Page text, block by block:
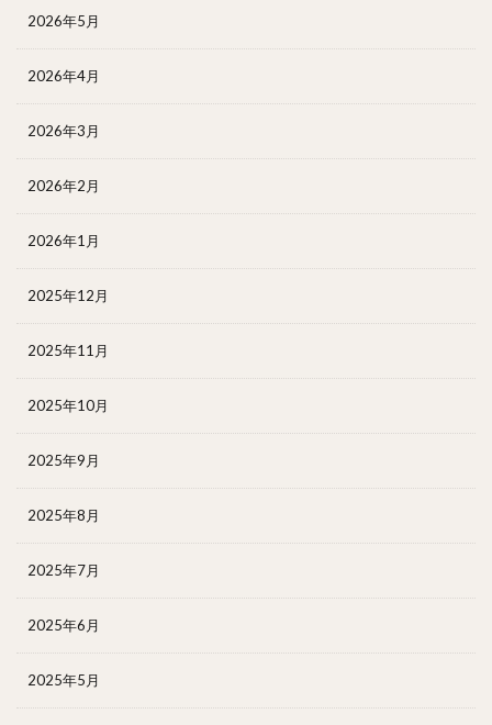
2026年5月
2026年4月
2026年3月
2026年2月
2026年1月
2025年12月
2025年11月
2025年10月
2025年9月
2025年8月
2025年7月
2025年6月
2025年5月